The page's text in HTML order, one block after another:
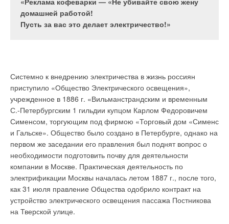
домашней работой!
Пусть за вас это делает электричество!»
Системно к внедрению электричества в жизнь россиян
приступило «Общество Электрического освещения»,
учрежденное в 1886 г. «Вильманстрандским и временным
С.-Петербургским 1 гильдии купцом Карлом Федоровичем
Сименсом, торгующим под фирмою «Торговый дом «Сименс
и Гальске». Общество было создано в Петербурге, однако на
первом же заседании его правления был поднят вопрос о
необходимости подготовить почву для деятельности
компании в Москве. Практическая деятельность по
электрификации Москвы началась летом 1887 г., после того,
как 31 июля правление Общества одобрило контракт на
устройство электрического освещения пассажа Постникова
на Тверской улице.
увлажнения становится ниже, чем в пустыне
Сахара. Недостаток влаги воздуха не только
безопасности обслуживающего персонала.
Рис. 1
Рис. 2. Относительная
влажность в помещениях
для некоторых городов
России
вследствие высокой стоимости работ и
огромного перечня согласований при
и его возможное применение. Необходимо было
взвесить все «за» и «против».
"ЗА"
Первое.
Пропан-бутан в паровой фазе при использовании в
котельных и в технологических процессах в качестве топлива
имеет такие же высокие потребительские свойства, как и
природный газ. Альтернативу ему по потребительским
свойствам могут составить только сжиженный метан и
биогаз.